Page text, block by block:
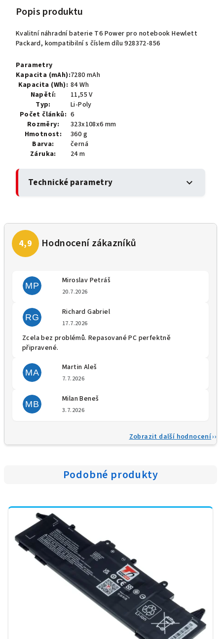
Popis produktu
Kvalitní náhradní baterie T6 Power pro notebook Hewlett
Packard, kompatibilní s číslem dílu 928372-856
Parametry
Kapacita (mAh):7280 mAh
Kapacita (Wh): 84 Wh
Napětí:
11,55 V
Typ:
Li-Poly
Počet článků: 6
Rozměry:
323x108x6 mm
Hmotnost:
360 g
Barva:
černá
Záruka:
24 m
Technické parametry expand_more
MP
Miroslav Petráš
20.7.2026
RG
Richard Gabriel
17.7.2026
Zcela bez problémů. Repasované PC perfektně
připravené.
MA
Martin Aleš
7.7.2026
MB
Milan Beneš
3.7.2026
Zobrazit další hodnocení
Podobné produkty